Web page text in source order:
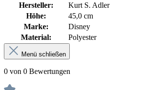
Hersteller:
Kurt S. Adler
Höhe:
45,0 cm
Marke:
Disney
Material:
Polyester
Menü schließen
0 von 0 Bewertungen